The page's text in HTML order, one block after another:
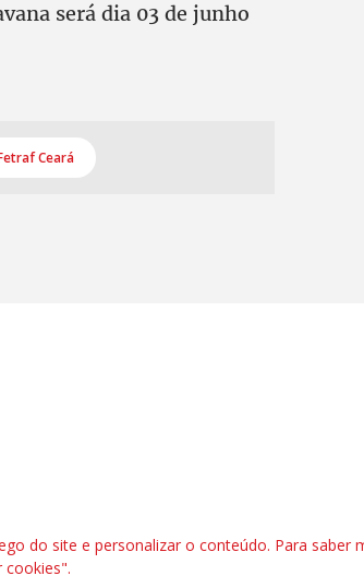
será dia 03 de junho
Ceará
do site e personalizar o conteúdo. Para saber
cookies".